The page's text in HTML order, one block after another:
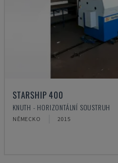
STARSHIP 400
KNUTH - HORIZONTÁLNÍ SOUSTRUH
NĚMECKO 2015